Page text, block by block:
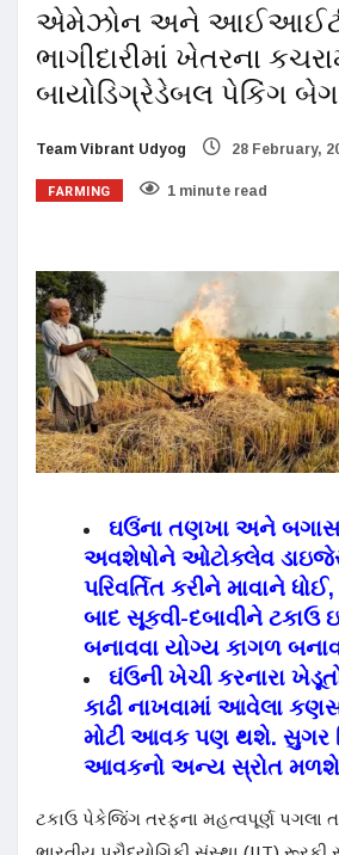
એમેઝોન અને
ભાગીદારીમાં ખેતરના
બાયોડિગ્રેડેબલ પેકિંગ
Team Vibrant Udyog 28 February,
FARMING 1 minute read
ઘઉંના તણખા અને બગાસ
અવશેષોને ઓટોક્લેવ
પરિવર્તિત કરીને માવાને
બાદ સૂકવી-દબાવીને ટકાઉ
બનાવવા યોગ્ય કાગળ
ઘંઉની ખેચી કરનારા
કાઢી નાખવામાં આવેલા
મોટી આવક પણ થશે. સુગર
આવકનો અન્ય સ્રોત મળશે
ટકાઉ પેકેજિંગ તરફના મહત્વપૂર્ણ પગલા